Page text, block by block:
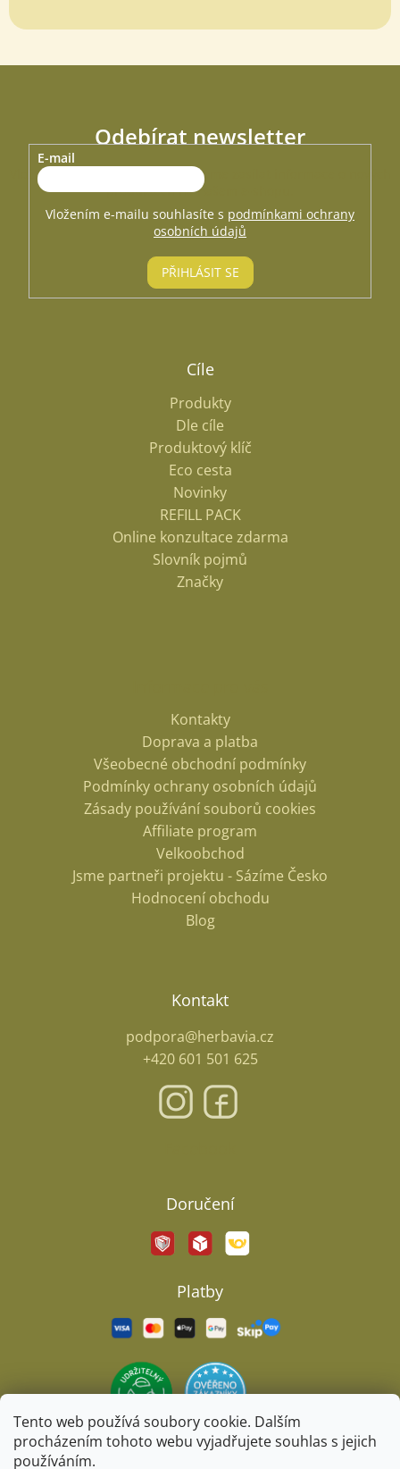
Tento web používá soubory cookie. Dalším
procházením tohoto webu vyjadřujete souhlas s jejich
používáním.
Odebírat newsletter
Vložte svůj e-mail a my vám budeme zasílat informace o nových
produktech na našem e-shopu.
E-mail
Vložením e-mailu souhlasíte s podmínkami ochrany
osobních údajů
PŘIHLÁSIT SE
Cíle
Produkty
Dle cíle
Produktový klíč
Eco cesta
Novinky
REFILL PACK
Online konzultace zdarma
Slovník pojmů
Značky
Kontakty
Doprava a platba
Všeobecné obchodní podmínky
Podmínky ochrany osobních údajů
Zásady používání souborů cookies
Affiliate program
Velkoobchod
Jsme partneři projektu - Sázíme Česko
Hodnocení obchodu
Blog
Kontakt
podpora@herbavia.cz
+420 601 501 625
Doručení
Platby